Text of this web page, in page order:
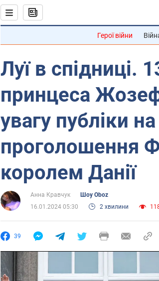
Герої війни
Луї в спідниці.
принцеса
увагу публіки
проголошення
королем Данії
Анна Кравчук
Шоу Oboz
16.01.2024 05:30
2 хвилини
39